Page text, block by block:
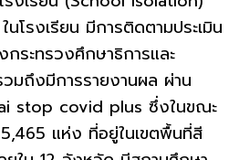
โรงเรียน มีการติดตามประเมิน
ระทรวงศึกษาธิการและ
มถึงมีการรายงานผล ผ่าน
stop covid plus ซึ่งในขณะ
แห่ง ที่อยู่ในเขตพื้นที่สี